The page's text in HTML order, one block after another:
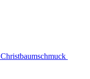
Christbaumschmuck